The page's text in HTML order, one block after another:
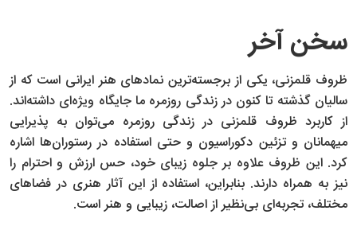
سخن آخر
ظروف قلمزنی، یکی از برجسته‌ترین نمادهای هنر ایرانی است که از
سالیان گذشته تا کنون در زندگی روزمره ما جایگاه ویژه‌ای داشته‌اند.
از کاربرد ظروف قلمزنی در زندگی روزمره می‌توان به پذیرایی
میهمانان و تزئین دکوراسیون و حتی استفاده در رستوران‌ها اشاره
کرد. این ظروف علاوه بر جلوه‌ زیبای خود، حس ارزش و احترام را
نیز به همراه دارند. بنابراین، استفاده از این آثار هنری در فضاهای
مختلف، تجربه‌ای بی‌نظیر از اصالت، زیبایی و هنر است.